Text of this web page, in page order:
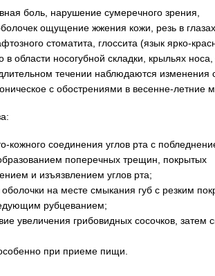
боль, нарушение сумеречного зрения,
ощущение жжения кожи, резь в
стоматита, глоссита (язык ярко-
области носогубной складки, крыльях носа,
течении наблюдаются изменения
с обострениями в весенне-летние
кожного соединения углов рта с
поперечных трещин, покрытых
и изъязвлением углов рта;
на месте смыкания губ с резким
рубцеванием;
увеличения грибовидных сосочков, затем
при приеме пищи.